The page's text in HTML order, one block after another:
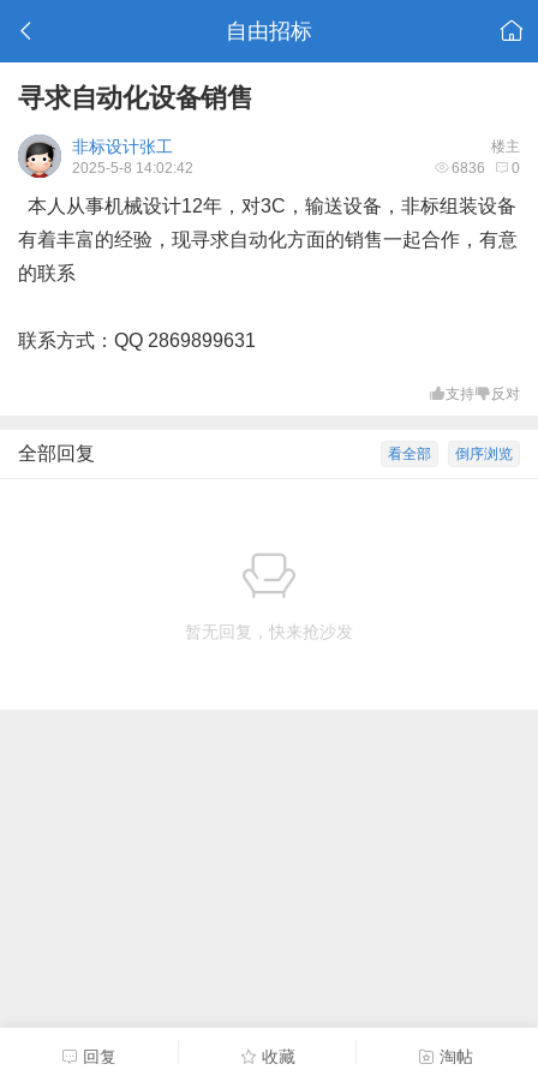
自由招标
寻求自动化设备销售
楼主
非标设计张工
6836 0
2025-5-8 14:02:42
本人从事机械设计12年，对3C，输送设备，非标组装设备
有着丰富的经验，现寻求自动化方面的销售一起合作，有意
的联系
联系方式：QQ 2869899631
支持 反对
倒序浏览
看全部
全部回复
暂无回复，快来抢沙发
回复 收藏 淘帖